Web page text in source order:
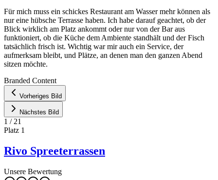
Für mich muss ein schickes Restaurant am Wasser mehr können als
nur eine hübsche Terrasse haben. Ich habe darauf geachtet, ob der
Blick wirklich am Platz ankommt oder nur von der Bar aus
funktioniert, ob die Küche dem Ambiente standhält und der Fisch
tatsächlich frisch ist. Wichtig war mir auch ein Service, der
aufmerksam bleibt, und Plätze, an denen man den ganzen Abend
sitzen möchte.
+
−
Branded Content
Vorheriges Bild
Nächstes Bild
1 / 21
Platz 1
Rivo Spreeterrassen
Unsere Bewertung